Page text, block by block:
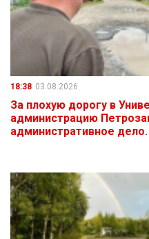
18:38 03.08.2026
За плохую дорогу в
администрацию
административное дело.